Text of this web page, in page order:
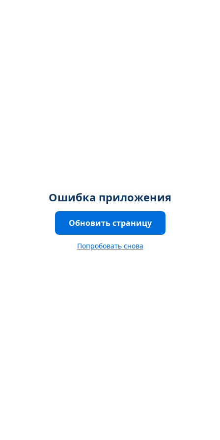
Ошибка приложения
Обновить страницу
Попробовать снова